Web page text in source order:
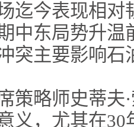
迄今表现相
中东局势升
突主要影响石
策略师史蒂夫
义，尤其在